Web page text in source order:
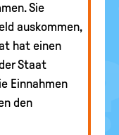
Sie
auskommen,
hat einen
Staat
Einnahmen
den